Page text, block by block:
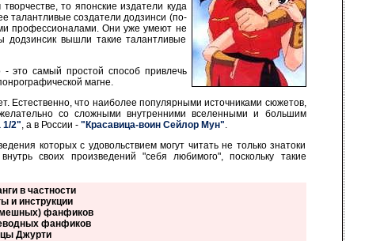
то японские издатели куда
талантливые создатели додзинси (по-
профессионалами. Они уже умеют не
додзинсик вышли такие талантливые
это самый простой способ привлечь
магне.
Естественно, что наиболее популярными источниками сюжетов,
со сложными внутренними вселенными и большим
2", а в России - "Красавица-воин Сейлор Мун".
которых с удовольствием могут читать не только знатоки
своих произведений "себя любимого", поскольку такие
в частности
и инструкции
фанфиков
фанфиков
Джурти